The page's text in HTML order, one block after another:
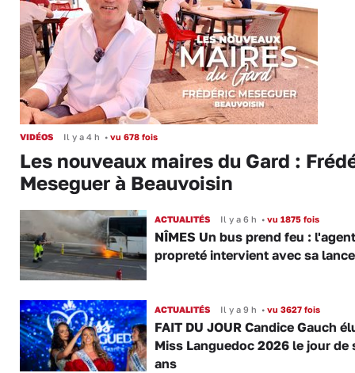
VIDÉOS Il y a 4 h • vu 678 fois
Les nouveaux maires du Gard :
Meseguer à Beauvoisin
ACTUALITÉS Il y a 6 h •vu 1875 fois
NÎMES Un bus prend feu :
propreté intervient avec sa lance
ACTUALITÉS Il y a 9 h •vu 3627 fois
FAIT DU JOUR Candice Gauch
Miss Languedoc 2026 le jour de
ans